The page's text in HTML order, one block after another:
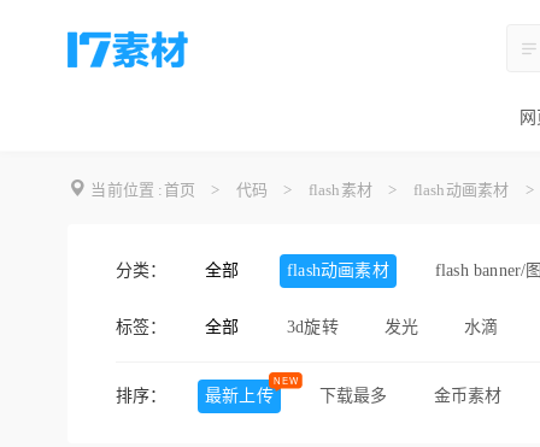
当前位置 :首页 > 代码 > flash素材 > flash动画素材 >
分类： 全部 flash动画素材 flash banner/
标签： 全部 3d旋转 发光 水滴
碎纸片
排序： 最新上传 下载最多 金币素材